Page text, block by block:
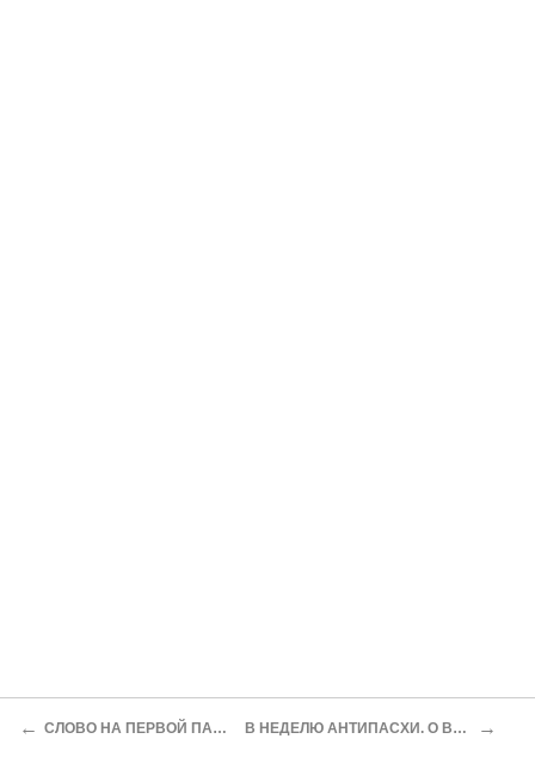
← СЛОВО НА ПЕРВОЙ ПАСХАЛЬНОЙ ВЕЧЕРНЕ В НЕДЕЛЮ АНТИПАСХИ. О ВОСКРЕСЕНИИ МЕРТВЫХ. →